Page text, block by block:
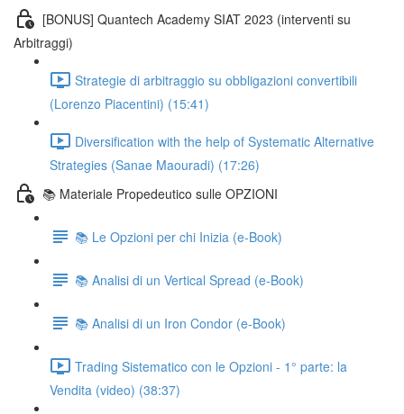
[BONUS] Quantech Academy SIAT 2023 (interventi su
Arbitraggi)
Strategie di arbitraggio su obbligazioni convertibili
(Lorenzo Piacentini) (15:41)
Diversification with the help of Systematic Alternative
Strategies (Sanae Maouradi) (17:26)
📚 Materiale Propedeutico sulle OPZIONI
📚 Le Opzioni per chi Inizia (e-Book)
📚 Analisi di un Vertical Spread (e-Book)
📚 Analisi di un Iron Condor (e-Book)
Trading Sistematico con le Opzioni - 1° parte: la
Vendita (video) (38:37)